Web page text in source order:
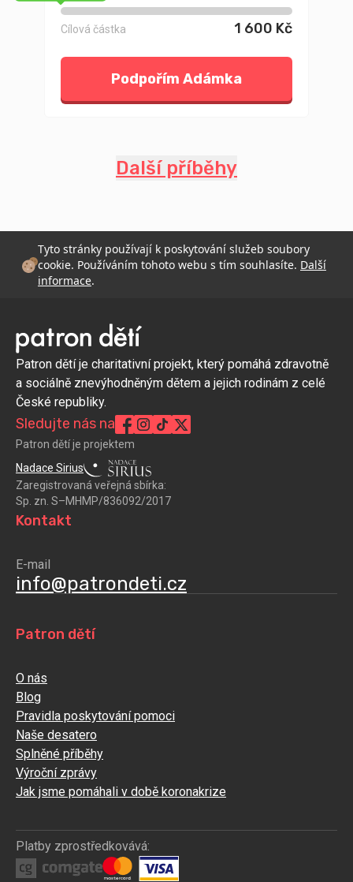
Cílová částka 1 600 Kč
Podpořím Adámka
Další příběhy
Tyto stránky používají k poskytování služeb soubory
cookie. Používáním tohoto webu s tím souhlasíte. Další
informace.
Patron dětí je charitativní projekt, který pomáhá zdravotně
a sociálně znevýhodněným dětem a jejich rodinám z celé
České republiky.
Sledujte nás na
Patron dětí je projektem
Nadace Sirius
Zaregistrovaná veřejná sbírka:
Sp. zn. S–MHMP/836092/2017
Patron dětí
O nás
Blog
Pravidla poskytování pomoci
Naše desatero
Splněné příběhy
Výroční zprávy
Jak jsme pomáhali v době koronakrize
Kontakt
E-mail
info@patrondeti.cz
Platby zprostředkovává: